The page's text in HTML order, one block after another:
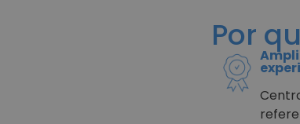
Por